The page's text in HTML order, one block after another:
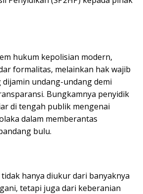
hukum kepolisian modern,
formalitas, melainkan hak wajib
undang-undang demi
Bungkamnya penyidik
di tengah publik mengenai
dalam memberantas
bulu.
hanya diukur dari banyaknya
tetapi juga dari keberanian